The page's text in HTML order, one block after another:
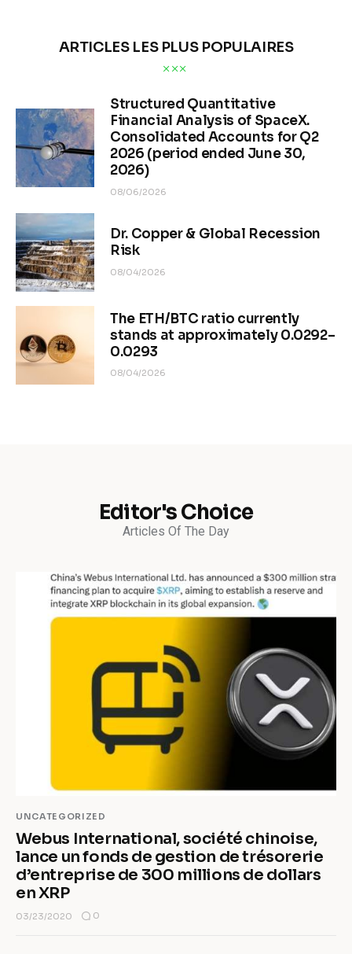
ARTICLES LES PLUS POPULAIRES
Structured Quantitative
Financial Analysis of SpaceX.
Consolidated Accounts for Q2
2026 (period ended June 30,
2026)
08/06/2026
Dr. Copper & Global Recession
Risk
08/04/2026
The ETH/BTC ratio currently
stands at approximately 0.0292–
0.0293
08/04/2026
Editor's Choice
Articles Of The Day
UNCATEGORIZED
Webus International, société chinoise,
lance un fonds de gestion de trésorerie
d’entreprise de 300 millions de dollars
en XRP
03/23/2020 0